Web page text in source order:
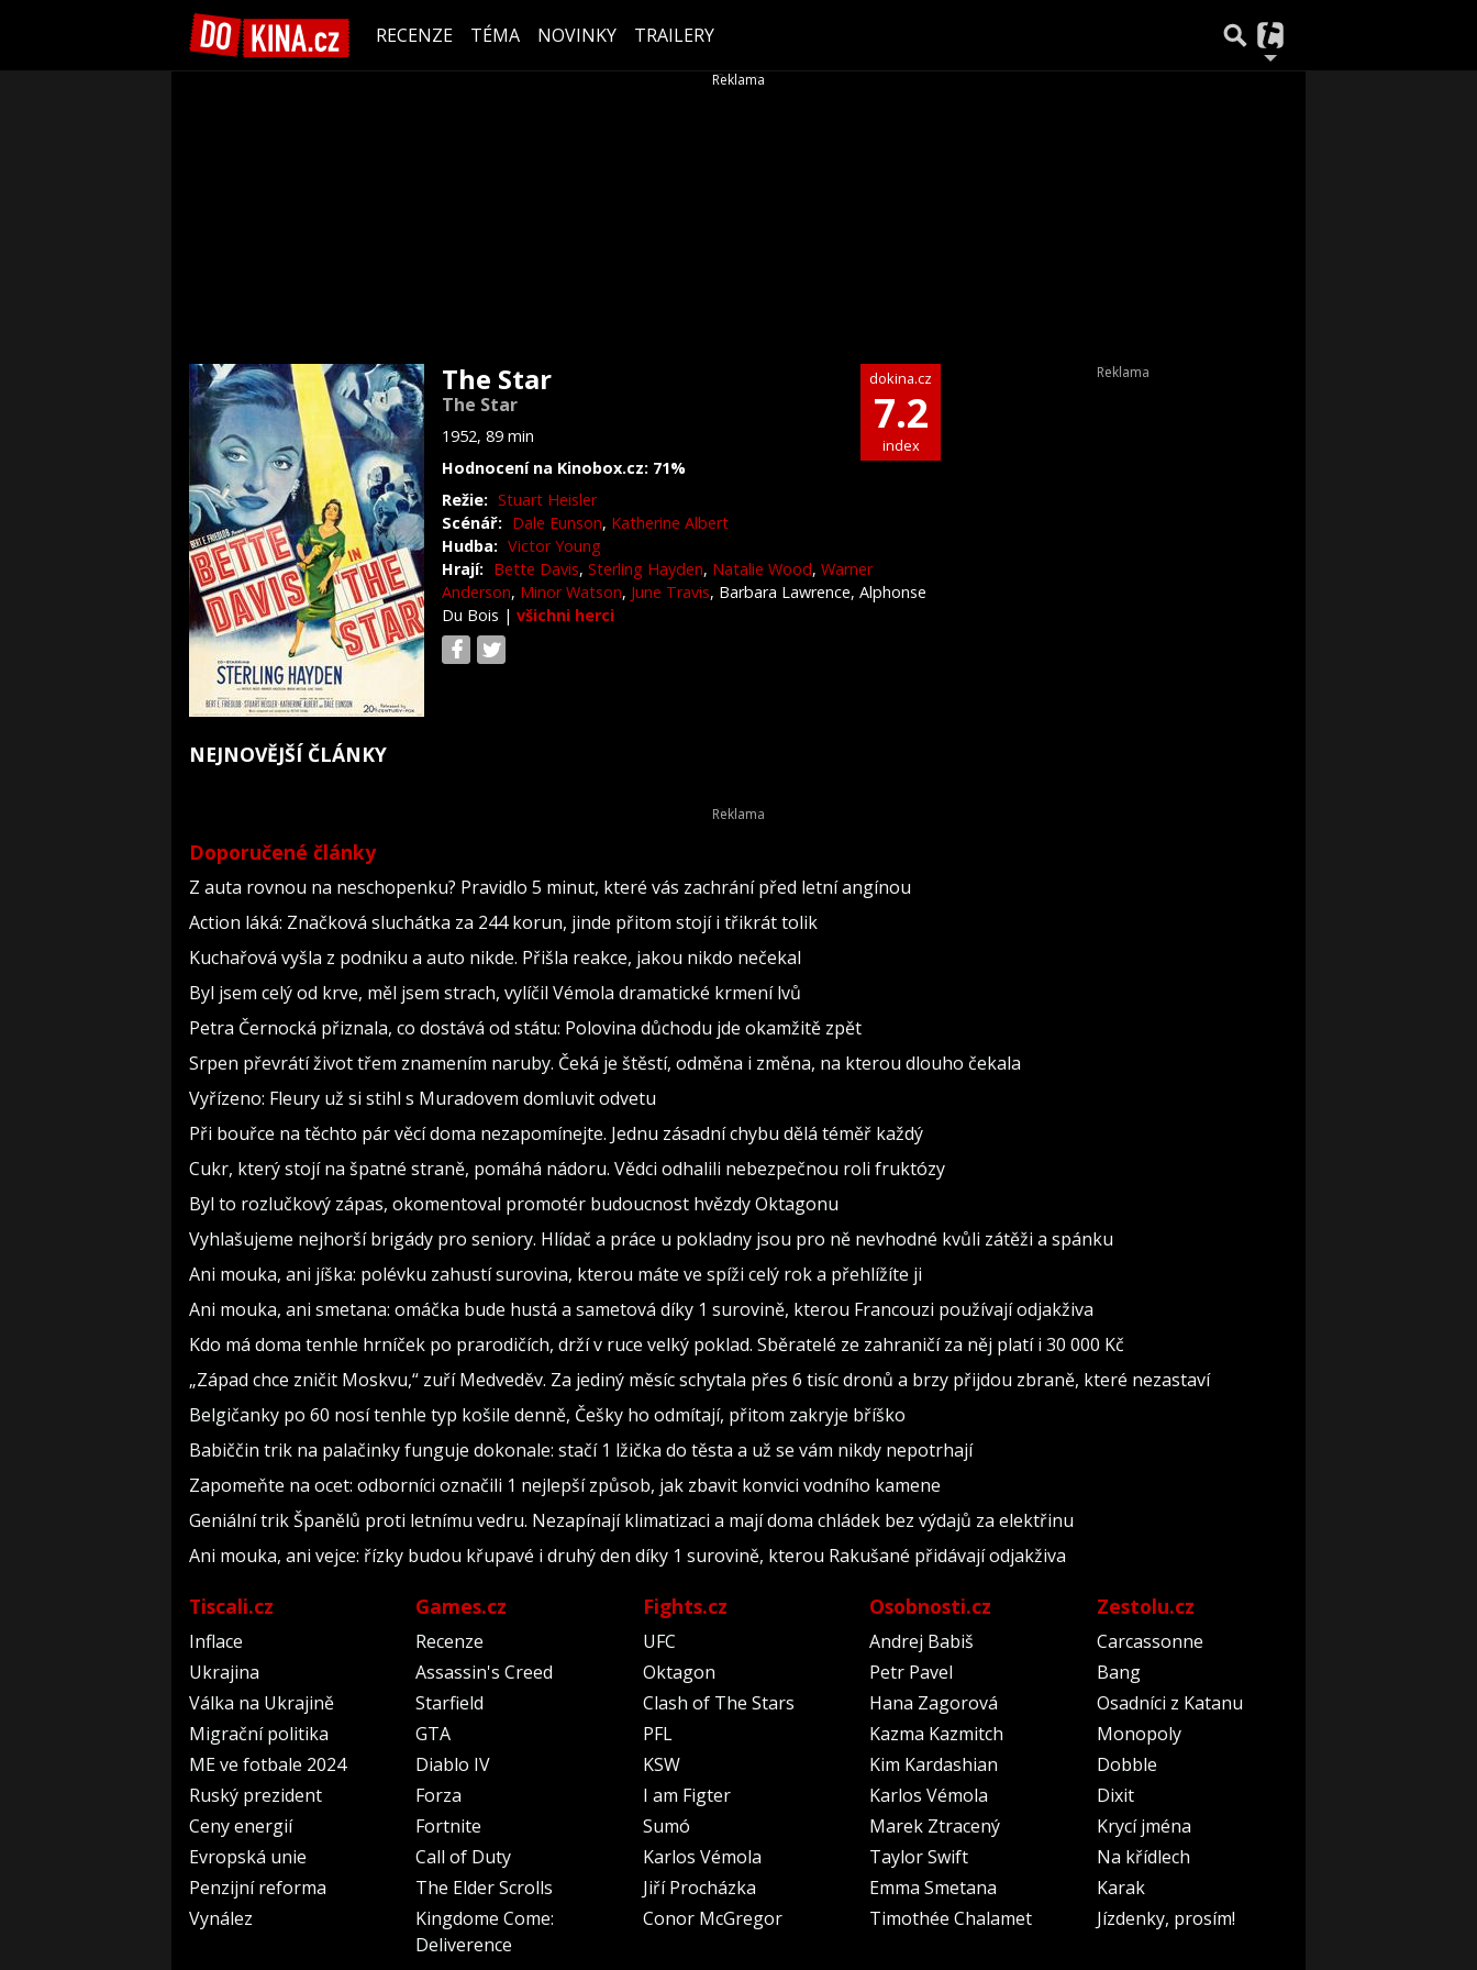
RECENZE TÉMA NOVINKY TRAILERY
The Star
The Star
1952, 89 min
Hodnocení na Kinobox.cz: 71%
dokina.cz
7.2
index
Režie: Stuart Heisler
Scénář: Dale Eunson, Katherine Albert
Hudba: Victor Young
Hrají: Bette Davis, Sterling Hayden, Natalie Wood, Warner
Anderson, Minor Watson, June Travis, Barbara Lawrence, Alphonse
Du Bois | všichni herci
NEJNOVĚJŠÍ ČLÁNKY
Doporučené články
Z auta rovnou na neschopenku? Pravidlo 5 minut, které vás zachrání před letní angínou
Action láká: Značková sluchátka za 244 korun, jinde přitom stojí i třikrát tolik
Kuchařová vyšla z podniku a auto nikde. Přišla reakce, jakou nikdo nečekal
Byl jsem celý od krve, měl jsem strach, vylíčil Vémola dramatické krmení lvů
Petra Černocká přiznala, co dostává od státu: Polovina důchodu jde okamžitě zpět
Srpen převrátí život třem znamením naruby. Čeká je štěstí, odměna i změna, na kterou dlouho čekala
Vyřízeno: Fleury už si stihl s Muradovem domluvit odvetu
Při bouřce na těchto pár věcí doma nezapomínejte. Jednu zásadní chybu dělá téměř každý
Cukr, který stojí na špatné straně, pomáhá nádoru. Vědci odhalili nebezpečnou roli fruktózy
Byl to rozlučkový zápas, okomentoval promotér budoucnost hvězdy Oktagonu
Vyhlašujeme nejhorší brigády pro seniory. Hlídač a práce u pokladny jsou pro ně nevhodné kvůli zátěži a spánku
Ani mouka, ani jíška: polévku zahustí surovina, kterou máte ve spíži celý rok a přehlížíte ji
Ani mouka, ani smetana: omáčka bude hustá a sametová díky 1 surovině, kterou Francouzi používají odjakživa
Kdo má doma tenhle hrníček po prarodičích, drží v ruce velký poklad. Sběratelé ze zahraničí za něj platí i 30 000 Kč
„Západ chce zničit Moskvu,“ zuří Medveděv. Za jediný měsíc schytala přes 6 tisíc dronů a brzy přijdou zbraně, které nezastaví
Belgičanky po 60 nosí tenhle typ košile denně, Češky ho odmítají, přitom zakryje bříško
Babiččin trik na palačinky funguje dokonale: stačí 1 lžička do těsta a už se vám nikdy nepotrhají
Zapomeňte na ocet: odborníci označili 1 nejlepší způsob, jak zbavit konvici vodního kamene
Geniální trik Španělů proti letnímu vedru. Nezapínají klimatizaci a mají doma chládek bez výdajů za elektřinu
Ani mouka, ani vejce: řízky budou křupavé i druhý den díky 1 surovině, kterou Rakušané přidávají odjakživa
Tiscali.cz
Inflace
Ukrajina
Válka na Ukrajině
Migrační politika
ME ve fotbale 2024
Ruský prezident
Ceny energií
Evropská unie
Penzijní reforma
Vynález
Games.cz
Recenze
Assassin's Creed
Starfield
GTA
Diablo IV
Forza
Fortnite
Call of Duty
The Elder Scrolls
Kingdome Come:
Deliverence
Fights.cz
UFC
Oktagon
Clash of The Stars
PFL
KSW
I am Figter
Sumó
Karlos Vémola
Jiří Procházka
Conor McGregor
Osobnosti.cz
Andrej Babiš
Petr Pavel
Hana Zagorová
Kazma Kazmitch
Kim Kardashian
Karlos Vémola
Marek Ztracený
Taylor Swift
Emma Smetana
Timothée Chalamet
Zestolu.cz
Carcassonne
Bang
Osadníci z Katanu
Monopoly
Dobble
Dixit
Krycí jména
Na křídlech
Karak
Jízdenky, prosím!